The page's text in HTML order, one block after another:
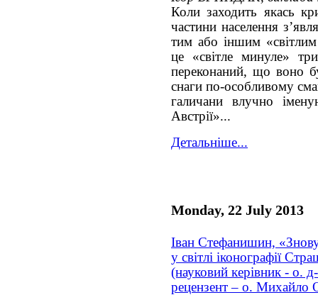
Коли заходить якась
частини населення
тим або іншим
це «світле минуле»
переконаний, що воно
снаги по-особливому
галичани влучно
Австрії»...
Детальніше...
Monday, 22 July 2013
Іван Стефанишин,
у світлі іконографії
(науковий керівник - о.
рецензент – о. Михайло